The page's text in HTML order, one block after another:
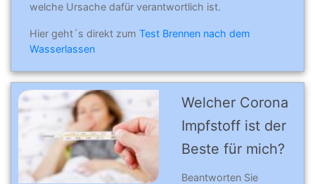
welche Ursache dafür verantwortlich ist.
Hier geht´s direkt zum Test Brennen nach dem
Wasserlassen
Welcher Corona
Impfstoff ist der
Beste für mich?
Beantworten Sie